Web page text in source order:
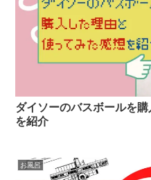
ダイソーのバスボールを
を紹介
お風呂